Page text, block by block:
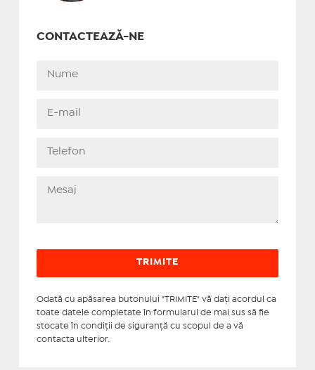
CONTACTEAZĂ-NE
Odată cu apăsarea butonului "TRIMITE" vă daţi acordul ca
toate datele completate în formularul de mai sus să fie
stocate în condiţii de siguranţă cu scopul de a vă
contacta ulterior.